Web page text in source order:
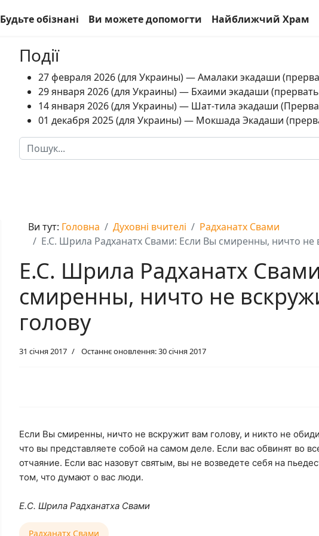
Будьте обізнані Ви можете допомогти Найближчий Храм
Події
27 февраля 2026 (для Украины) — Амалаки экадаши
29 января 2026 (для Украины) — Бхаими экадаши (прервать
14 января 2026 (для Украины) — Шат-тила экадаши
01 декабря 2025 (для Украины) — Мокшада Экадаши
Пошук
Ви тут: Головна Духовні вчителі
Радханатх Свами
Е.С. Шрила Радханатх Свами: Если Вы смиренны, ничто не
Е.С. Шрила Радханатх
смиренны, ничто не
голову
31 січня 2017 Останнє оновлення: 30 січня 2017
Если Вы смиренны, ничто не вскружит вам голову, и никто не
что вы представляете собой на самом деле. Если вас обвинят во
отчаяние. Если вас назовут святым, вы не возведете себя на
том, что думают о вас люди.
Е.С. Шрила Радханатха Свами
Радханатх Свами